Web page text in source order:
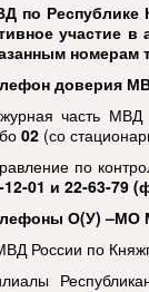
по Республике
участие
номерам
доверия
часть МВД
02 (со
по
12-01 и 22-63-79
О(У) –МО
России по